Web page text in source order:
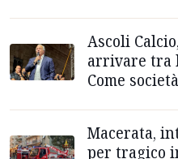
Ascoli
arrivare tra
Come
Macerata,
per tragico